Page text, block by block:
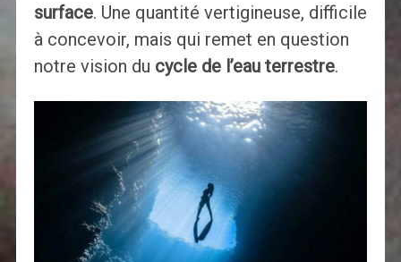
surface. Une quantité vertigineuse, difficile
à concevoir, mais qui remet en question
notre vision du cycle de l’eau terrestre.